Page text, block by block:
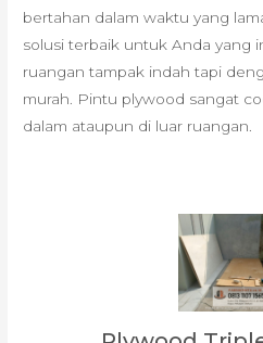
bertahan dalam waktu yang
solusi terbaik untuk Anda yang
ruangan tampak indah tapi
murah. Pintu plywood sangat
dalam ataupun di luar ruangan.